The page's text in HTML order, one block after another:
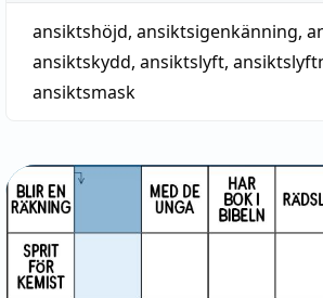
ansiktshöjd, ansiktsigenkänning,
ansiktskydd, ansiktslyft,
ansiktsmask